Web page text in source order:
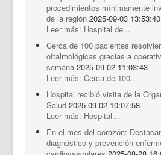
procedimientos mínimamente
de la región 2025-09-03 13:53:40
Leer más: Hospital de...
Cerca de 100 pacientes
oftalmológicas gracias a
semana 2025-09-02 11:03:43
Leer más: Cerca de 100...
Hospital recibió visita de la
Salud 2025-09-02 10:07:58
Leer más: Hospital...
En el mes del corazón:
diagnóstico y prevención